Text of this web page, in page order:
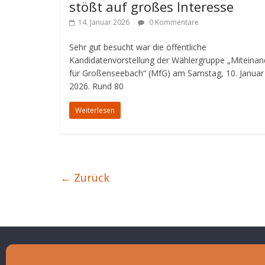
stößt auf großes Interesse
14. Januar 2026 0 Kommentare
Sehr gut besucht war die öffentliche
Kandidatenvorstellung der Wählergruppe
für Großenseebach“ (MfG) am Samstag, 10. Januar
2026. Rund 80
Weiterlesen
← Zurück